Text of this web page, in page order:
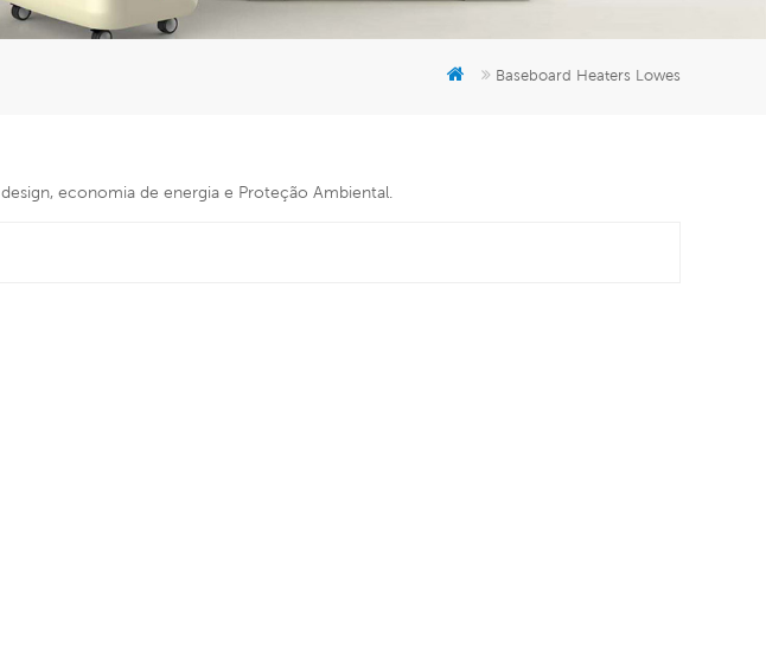
Baseboard Heaters Lowes
economia de energia e Proteção Ambiental.